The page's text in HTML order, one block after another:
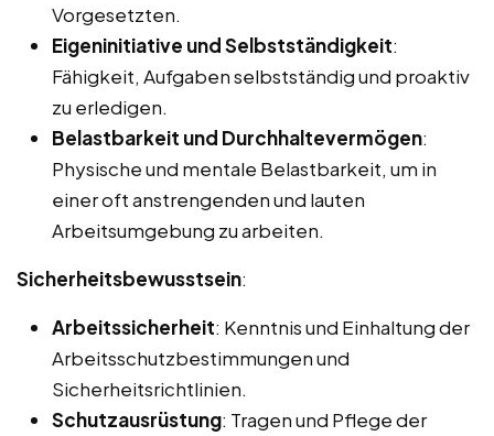
Vorgesetzten.
Eigeninitiative und Selbstständigkeit:
Fähigkeit, Aufgaben selbstständig und proaktiv
zu erledigen.
Belastbarkeit und Durchhaltevermögen:
Physische und mentale Belastbarkeit, um in
einer oft anstrengenden und lauten
Arbeitsumgebung zu arbeiten.
Sicherheitsbewusstsein:
Arbeitssicherheit: Kenntnis und Einhaltung der
Arbeitsschutzbestimmungen und
Sicherheitsrichtlinien.
Schutzausrüstung: Tragen und Pflege der